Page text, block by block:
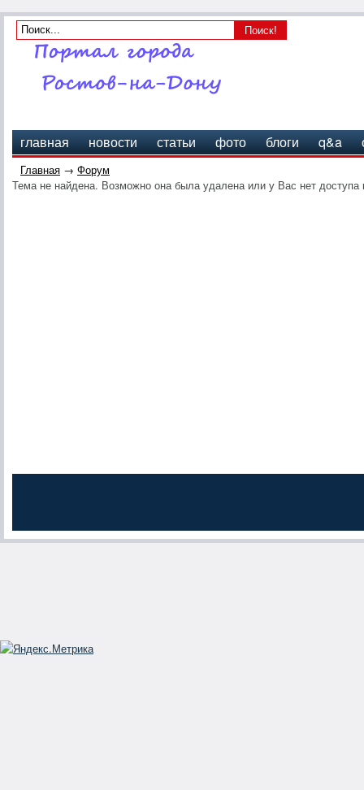
главная новости статьи фото блоги q&a
Главная → Форум
Тема не найдена. Возможно она была удалена или у Вас нет доступа